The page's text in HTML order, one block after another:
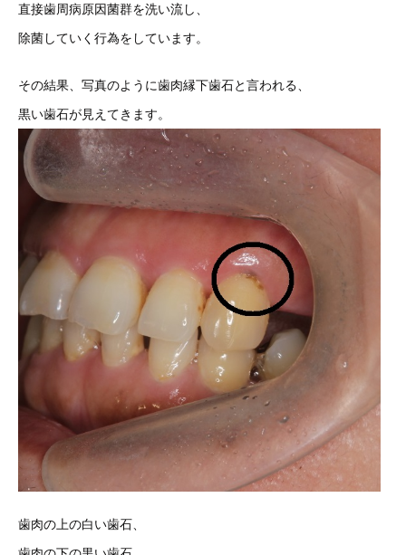
直接歯周病原因菌群を洗い流し、
除菌していく行為をしています。
その結果、写真のように歯肉縁下歯石と言われる、
黒い歯石が見えてきます。
歯肉の上の白い歯石、